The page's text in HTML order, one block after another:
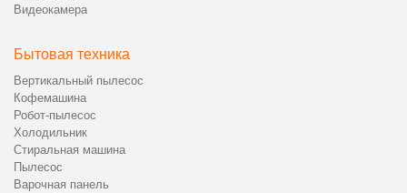
Видеокамера
Бытовая техника
Вертикальный пылесос
Кофемашина
Робот-пылесос
Холодильник
Стиральная машина
Пылесос
Варочная панель